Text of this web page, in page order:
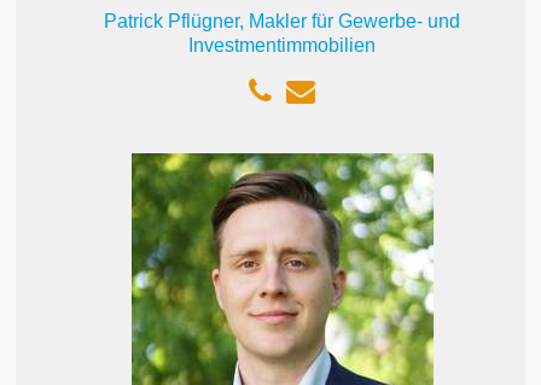
Patrick Pflügner, Makler für Gewerbe- und
Investmentimmobilien